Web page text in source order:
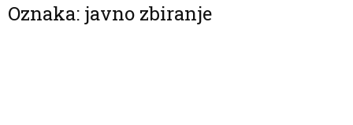
Oznaka: javno zbiranje